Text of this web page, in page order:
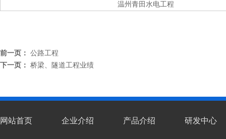
温州青田水电工程
前一页： 公路工程
下一页： 桥梁、隧道工程业绩
网站首页 企业介绍 产品介绍 研发中心